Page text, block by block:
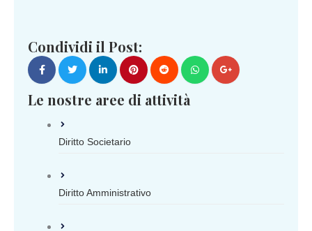
Condividi il Post:
Le nostre aree di attività
Diritto Societario
Diritto Amministrativo